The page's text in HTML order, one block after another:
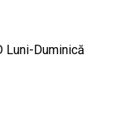
Luni-Duminică